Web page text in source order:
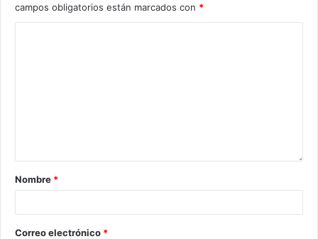
campos obligatorios están marcados con *
Nombre *
Correo electrónico *